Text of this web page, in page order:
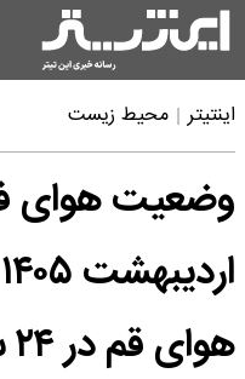
اینتیتر محیط زیست